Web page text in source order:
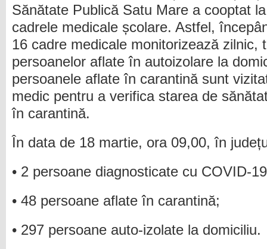
Sănătate Publică Satu Mare a cooptat
cadrele medicale școlare. Astfel,
16 cadre medicale monitorizează zilnic,
persoanelor aflate în autoizolare la
persoanele aflate în carantină sunt
medic pentru a verifica starea de
în carantină.
În data de 18 martie, ora 09,00, în
• 2 persoane diagnosticate cu COVID-
• 48 persoane aflate în carantină;
• 297 persoane auto-izolate la domiciliu.